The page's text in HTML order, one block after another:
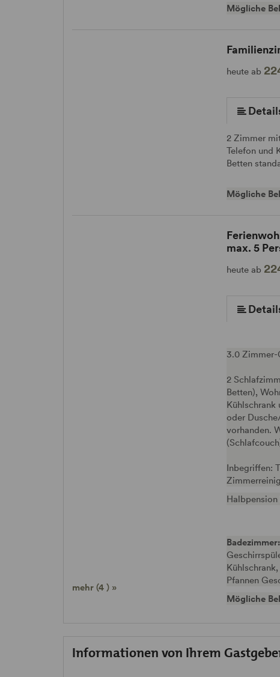
Mögliche
heute ab
2 Zimmer
Telefon und
Betten
Mögliche
mehr (4 ) »
max. 5
heute ab
3.0 Zimmer-
2
Betten),
Kühlschrank
oder
vorhanden.
Inbegriffen:
Badezimmer:
Pfannen
Mögliche
Informationen von Ihrem